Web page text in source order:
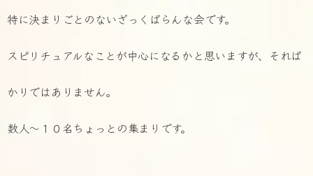
特に決まりごとのないざっくばらんな会です。
スピリチュアルなことが中心になるかと思いますが、それば
かりではありません。
数人～１０名ちょっとの集まりです。